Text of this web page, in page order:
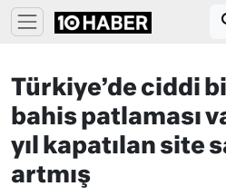
Türkiye’de ciddi
bahis patlaması
yıl kapatılan site
artmış